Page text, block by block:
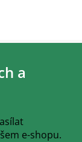
a
e-shopu.